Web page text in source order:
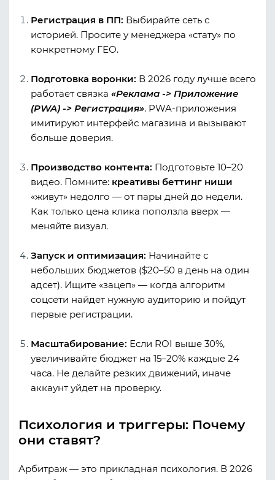
Регистрация в ПП: Выбирайте сеть с
историей. Просите у менеджера «стату» по
конкретному ГЕО.
Подготовка воронки: В 2026 году лучше всего
работает связка «Реклама -> Приложение
(PWA) -> Регистрация». PWA-приложения
имитируют интерфейс магазина и вызывают
больше доверия.
Производство контента: Подготовьте 10–20
видео. Помните: креативы беттинг ниши
«живут» недолго — от пары дней до недели.
Как только цена клика поползла вверх —
меняйте визуал.
Запуск и оптимизация: Начинайте с
небольших бюджетов ($20–50 в день на один
адсет). Ищите «зацеп» — когда алгоритм
соцсети найдет нужную аудиторию и пойдут
первые регистрации.
Масштабирование: Если ROI выше 30%,
увеличивайте бюджет на 15–20% каждые 24
часа. Не делайте резких движений, иначе
аккаунт уйдет на проверку.
Психология и триггеры: Почему
они ставят?
Арбитраж — это прикладная психология. В 2026